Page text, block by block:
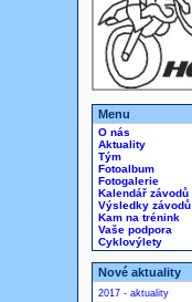
Menu
O nás
Aktuality
Tým
Fotoalbum
Fotogalerie
Kalendář závodů
Výsledky závodů
Kam na trénink
Vaše podpora
Cyklovýlety
Nové aktuality
2017 - aktuality